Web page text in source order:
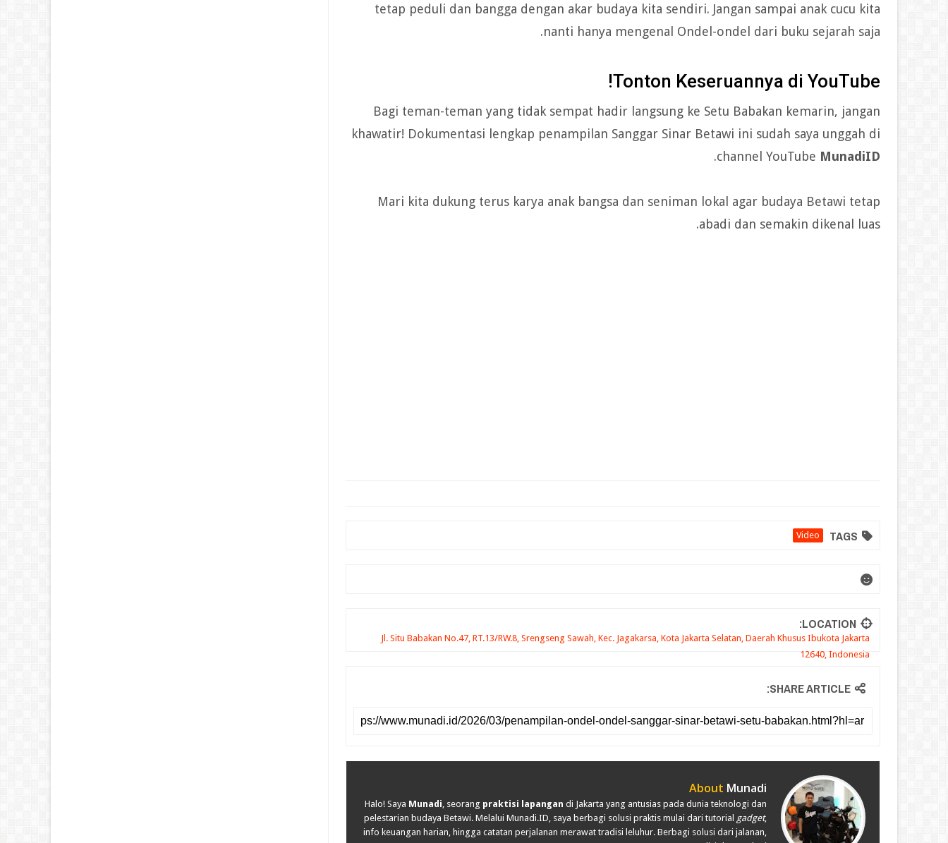
tetap peduli dan bangga dengan akar budaya kita sendiri. Jangan sampai anak cucu kita
nanti hanya mengenal Ondel-ondel dari buku sejarah saja.
Tonton Keseruannya di YouTube!
Bagi teman-teman yang tidak sempat hadir langsung ke Setu Babakan kemarin, jangan
khawatir! Dokumentasi lengkap penampilan Sanggar Sinar Betawi ini sudah saya unggah di
channel YouTube MunadiID
.
Mari kita dukung terus karya anak bangsa dan seniman lokal agar budaya Betawi tetap
abadi dan semakin dikenal luas.
TAGS
Video
LOCATION:
Jl. Situ Babakan No.47, RT.13/RW.8, Srengseng Sawah, Kec. Jagakarsa, Kota Jakarta Selatan, Daerah Khusus Ibukota Jakarta
12640, Indonesia
SHARE ARTICLE:
About Munadi
Halo! Saya Munadi , seorang praktisi lapangan di Jakarta yang antusias pada dunia teknologi dan
pelestarian budaya Betawi. Melalui Munadi.ID, saya berbagi solusi praktis mulai dari tutorial gadget,
info keuangan harian, hingga catatan perjalanan merawat tradisi leluhur. Berbagi solusi dari jalanan,